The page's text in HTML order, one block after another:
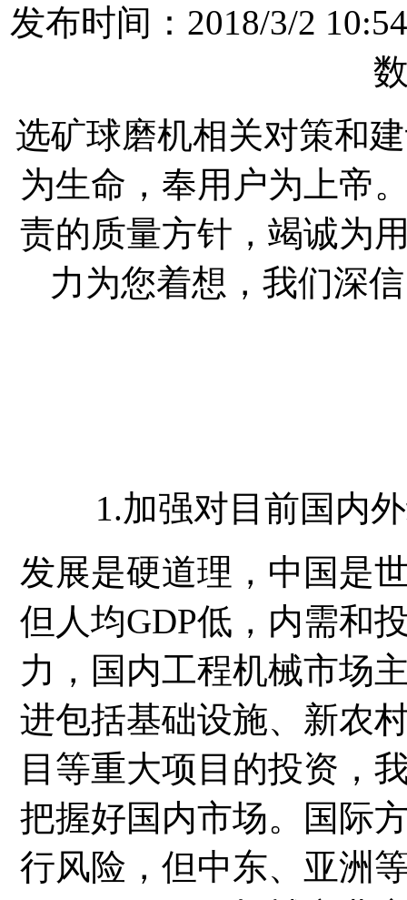
发布时间：2018/3/2
选矿球磨机相关对策和
为生命，奉用户为上帝
责的质量方针，竭诚为
力为您着想，我们深
1.加强对目前国内
发展是硬道理，中国是
但人均GDP低，内需和
力，国内工程机械市场
进包括基础设施、新农
目等重大项目的投资，
把握好国内市场。国际
行风险，但中东、亚洲